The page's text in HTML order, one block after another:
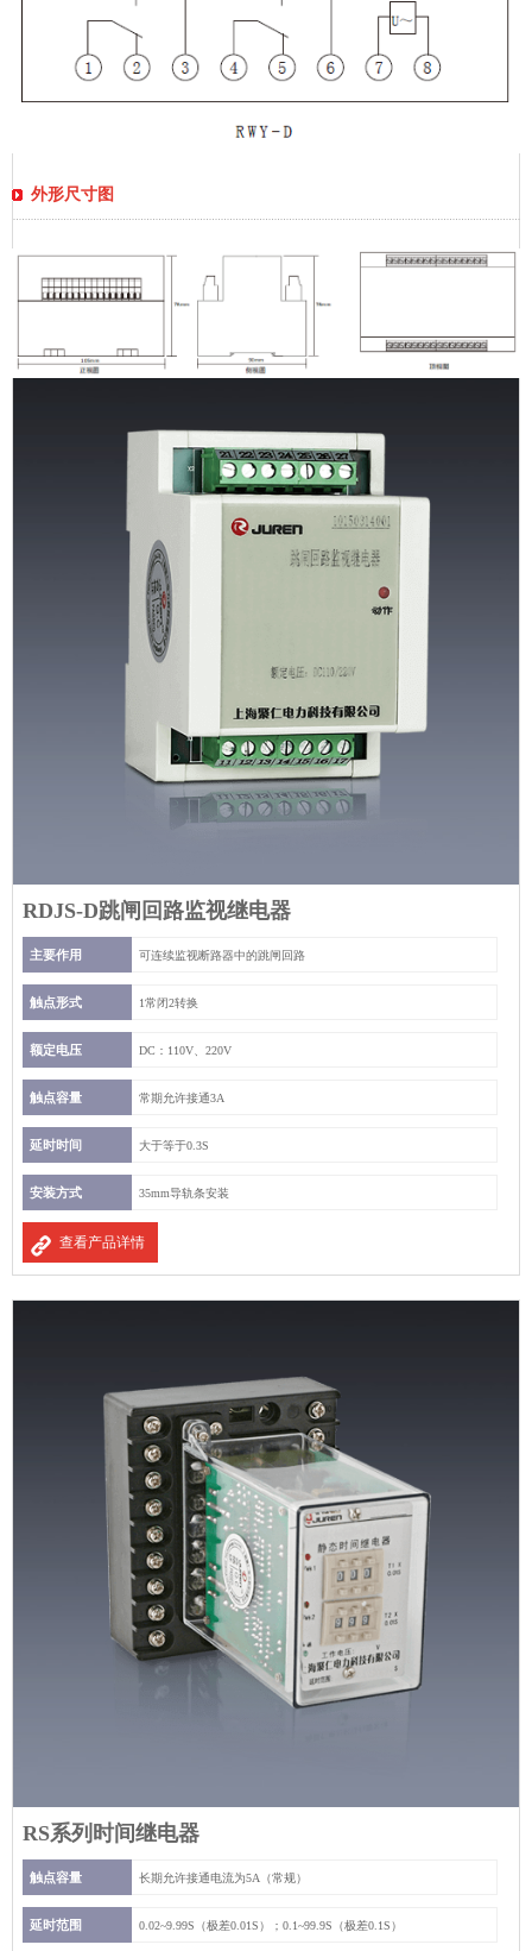
外形尺寸图
RDJS-D跳闸回路监视继电器
主要作用 可连续监视断路器中的跳闸回路
触点形式 1常闭2转换
额定电压 DC：110V、220V
触点容量 常期允许接通3A
延时时间 大于等于0.3S
安装方式 35mm导轨条安装
查看产品详情
RS系列时间继电器
触点容量 长期允许接通电流为5A（常规）
延时范围 0.02~9.99S（极差0.01S）；0.1~99.9S（极差0.1S）